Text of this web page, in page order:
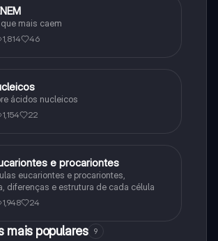
mais caem
1,814 46
ácidos nucleicos
1,154 22
e procariontes
eucariontes e procariontes,
diferenças e estrutura de cada célula
1,948 24
mais populares 9